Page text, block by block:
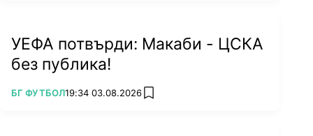
УЕФА потвърди: Макаби - ЦСКА
без публика!
ПОВЕЧЕ ОТ
БГ ФУТБОЛ19:34 03.08.2026 add favorites